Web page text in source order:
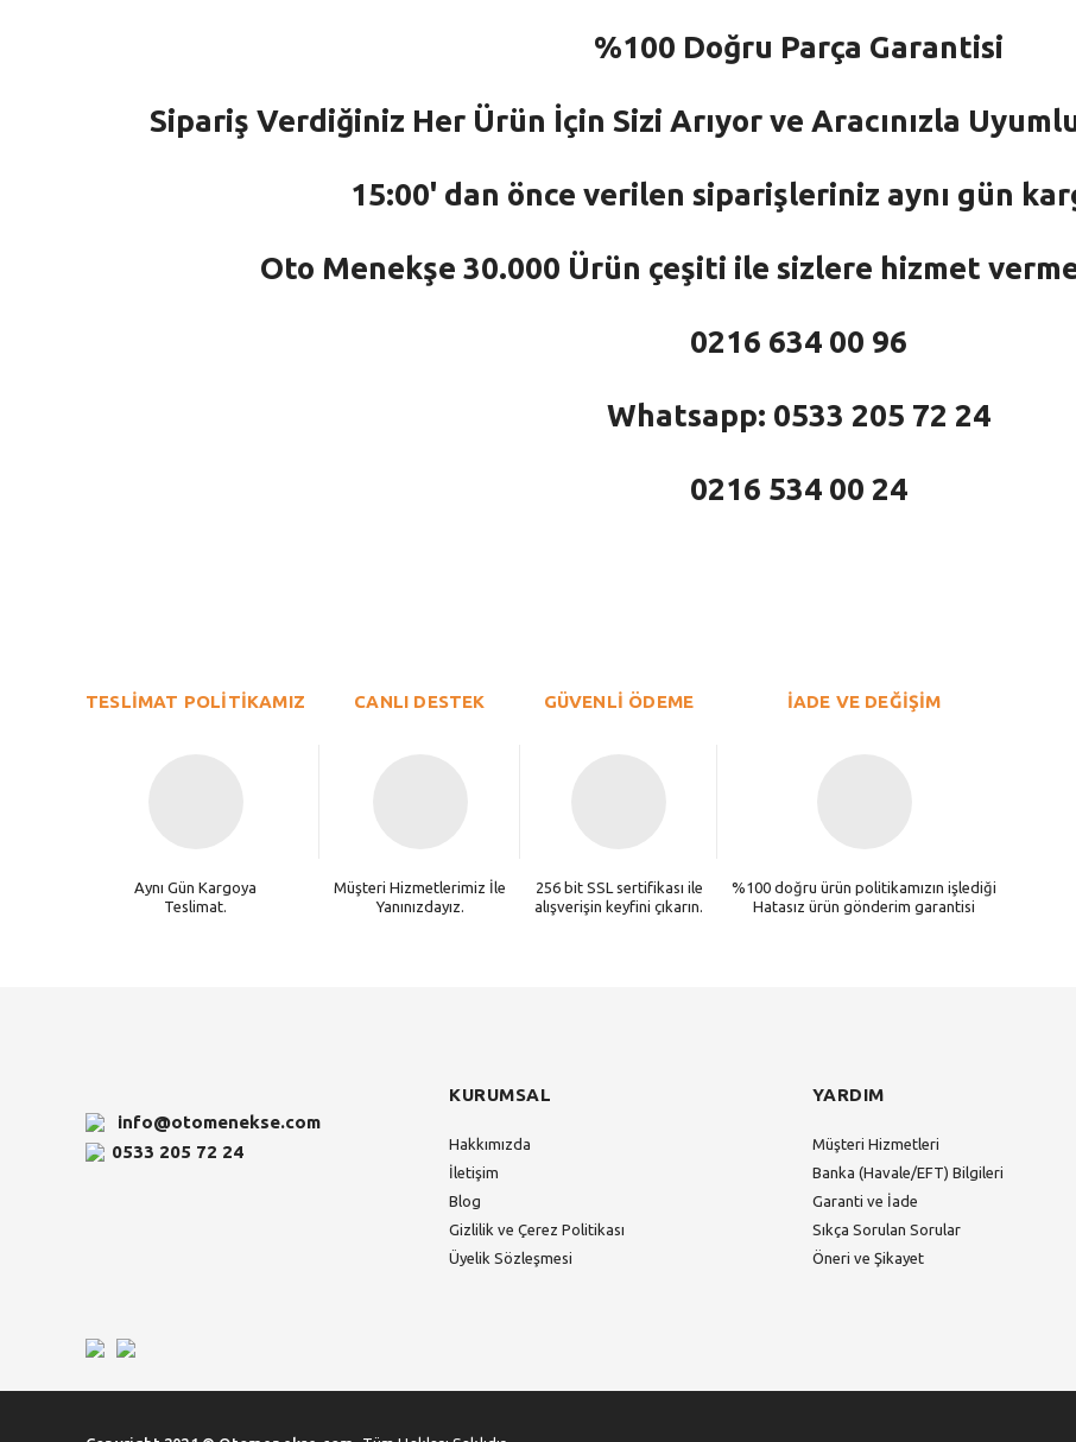
%100 Doğru Parça Garantisi
Sipariş Verdiğiniz Her Ürün İçin Sizi Arıyor ve Aracınızla
15:00' dan önce verilen siparişleriniz aynı gün
Oto Menekşe 30.000 Ürün çeşiti ile sizlere hizmet
0216 634 00 96
Whatsapp: 0533 205 72 24
0216 534 00 24
Ürün açıklamasında eksik bilgiler bulunuyor.
TESLİMAT POLİTİKAMIZ
Aynı Gün Kargoya
Teslimat.
CANLI DESTEK
Müşteri Hizmetlerimiz İle
Yanınızdayız.
GÜVENLİ ÖDEME
256 bit SSL sertifikası ile
alışverişin keyfini çıkarın.
İADE VE DEĞİŞİM
%100 doğru ürün politikamızın işlediği
Hatasız ürün gönderim garantisi
info@otomenekse.com
0533 205 72 24
KURUMSAL
Hakkımızda
İletişim
Blog
Gizlilik ve Çerez Politikası
Üyelik Sözleşmesi
YARDIM
Müşteri Hizmetleri
Banka (Havale/EFT) Bilgileri
Garanti ve İade
Sıkça Sorulan Sorular
Öneri ve Şikayet